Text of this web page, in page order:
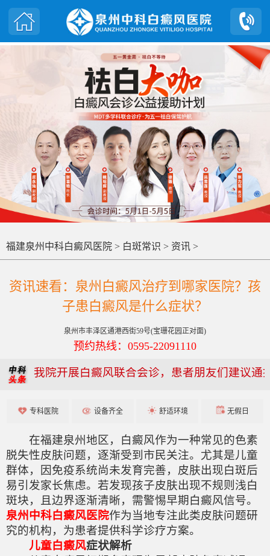
福建泉州中科白癜风医院 > 白斑常识 > 资讯 >
资讯速看：泉州白癜风治疗到哪家医院？孩
子患白癜风是什么症状？
泉州市丰泽区通港西街59号(宝珊花园正对面)
预约热线：0595-22091110
我院开展白癜风联合会诊，患者朋友们建议通
专科医院 设备齐全 舒适环境 无假日
在福建泉州地区，白癜风作为一种常见的色素
脱失性皮肤问题，逐渐受到市民关注。尤其是儿童
群体，因免疫系统尚未发育完善，皮肤出现白斑后
易引发家长焦虑。若发现孩子皮肤出现不规则浅白
斑块，且边界逐渐清晰，需警惕早期白癜风信号。
泉州中科白癜风医院作为当地专注此类皮肤问题研
究的机构，为患者提供科学诊疗方案。
儿童白癜风症状解析